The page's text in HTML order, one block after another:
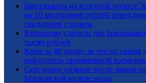
Бриллианты на взлетной полосе:
на 10 миллионов рублей перед
свиданием с мужем
Киркорову сделали два
тысяч рублей
Крем за 40 тысяч: за что на самом
покупатель премиальной
Сергунина назвала число заявок
Московской неделе моды